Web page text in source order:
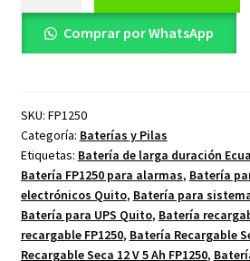
Seca
12
Ah
FP1250
9X7X10
Cm
cantidad
Comprar por WhatsApp
SKU: FP1250
Categoría: Baterías y Pilas
Etiquetas: Batería de larga duración
Batería FP1250 para alarmas, Batería
electrónicos Quito, Batería para
Batería para UPS Quito, Batería
recargable FP1250, Batería Recargable
Recargable Seca 12 V 5 Ah FP1250,